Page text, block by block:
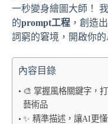
一秒變身繪圖大師！
的prompt工程 ，創造
詞窮的窘境，開啟你的
內容目錄
🎨 掌握風格關鍵字，
藝術品
✨ 精準描述，讓AI更